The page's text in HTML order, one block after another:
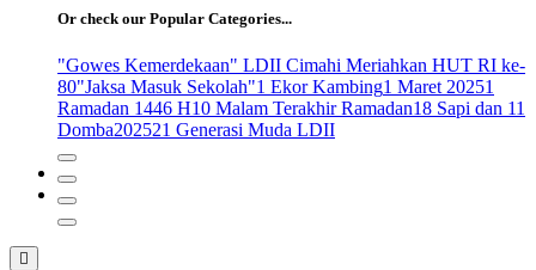
Or check our Popular Categories...
"Gowes Kemerdekaan" LDII Cimahi Meriahkan HUT RI ke-
80"Jaksa Masuk Sekolah"1 Ekor Kambing1 Maret 20251
Ramadan 1446 H10 Malam Terakhir Ramadan18 Sapi dan 11
Domba202521 Generasi Muda LDII